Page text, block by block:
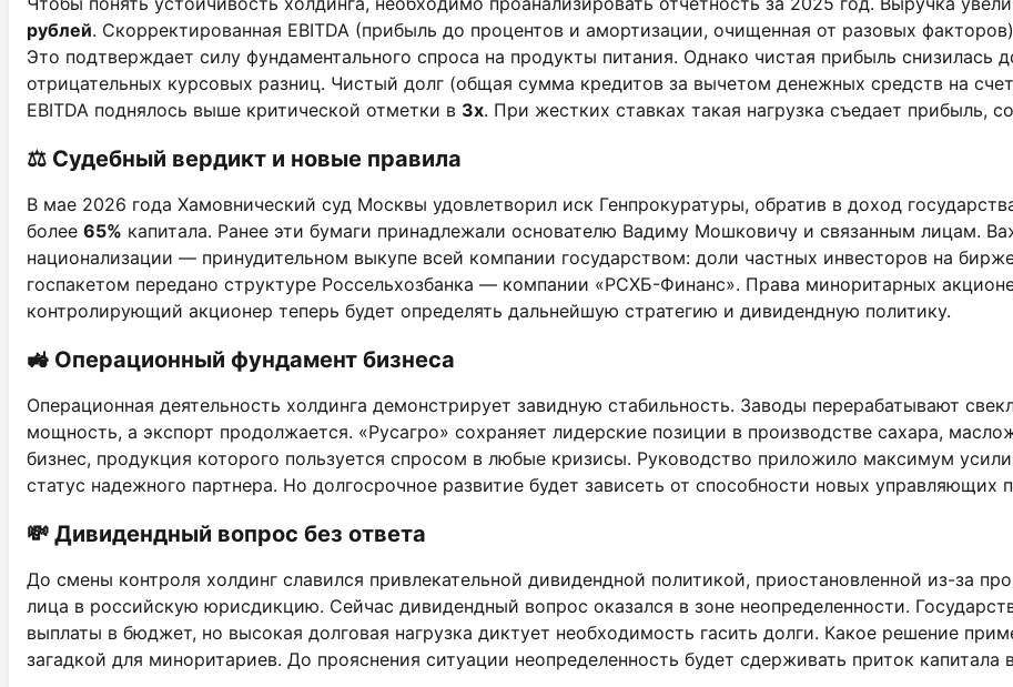
рублей. Скорректированная EBITDA (прибыль до процентов и амортизации, очищенная от разовых
Это подтверждает силу фундаментального спроса на продукты питания. Однако чистая прибыль снизилась
отрицательных курсовых разниц. Чистый долг (общая сумма кредитов за вычетом денежных средств на
EBITDA поднялось выше критической отметки в 3x. При жестких ставках такая нагрузка съедает прибыль,
⚖️ Судебный вердикт и новые правила
В мае 2026 года Хамовнический суд Москвы удовлетворил иск Генпрокуратуры, обратив в доход
более 65% капитала. Ранее эти бумаги принадлежали основателю Вадиму Мошковичу и связанным лицам.
национализации — принудительном выкупе всей компании государством: доли частных инвесторов на
госпакетом передано структуре Россельхозбанка — компании «РСХБ-Финанс». Права миноритарных
контролирующий акционер теперь будет определять дальнейшую стратегию и дивидендную политику.
🚜 Операционный фундамент бизнеса
Операционная деятельность холдинга демонстрирует завидную стабильность. Заводы перерабатывают
мощность, а экспорт продолжается. «Русагро» сохраняет лидерские позиции в производстве сахара,
бизнес, продукция которого пользуется спросом в любые кризисы. Руководство приложило максимум
статус надежного партнера. Но долгосрочное развитие будет зависеть от способности новых
💸 Дивидендный вопрос без ответа
До смены контроля холдинг славился привлекательной дивидендной политикой, приостановленной из-за
лица в российскую юрисдикцию. Сейчас дивидендный вопрос оказался в зоне неопределенности.
выплаты в бюджет, но высокая долговая нагрузка диктует необходимость гасить долги. Какое решение
загадкой для миноритариев. До прояснения ситуации неопределенность будет сдерживать приток капитала